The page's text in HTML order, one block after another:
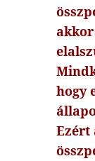
hogy
Ezért